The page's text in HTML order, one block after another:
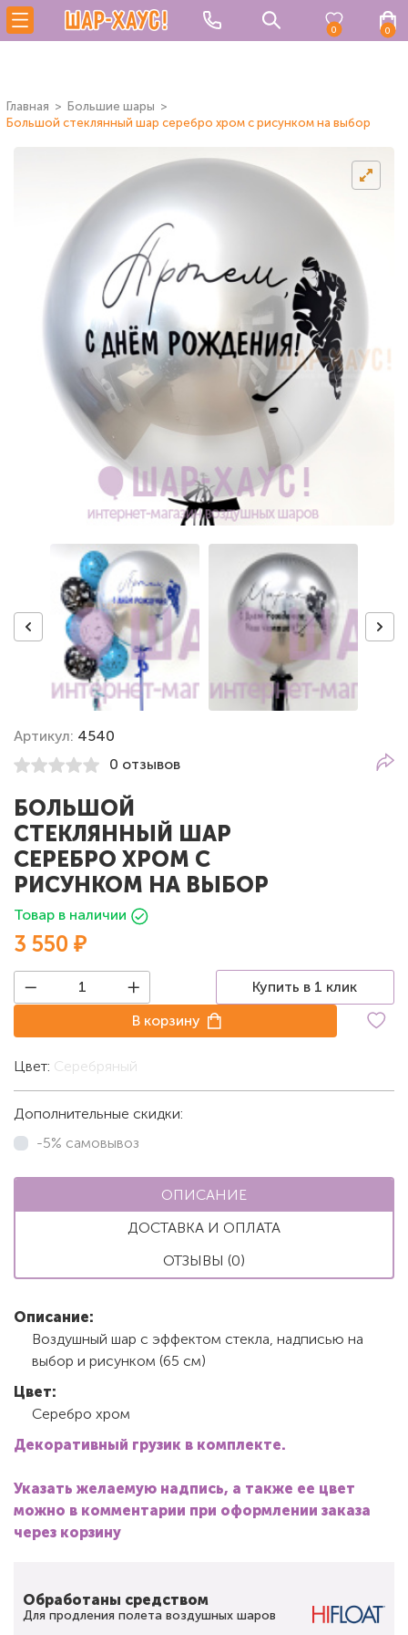
0 0
Главная
Большие шары
Большой стеклянный шар серебро хром с рисунком на выбор
Артикул: 4540
0 отзывов
БОЛЬШОЙ
СТЕКЛЯННЫЙ ШАР
СЕРЕБРО ХРОМ С
РИСУНКОМ НА ВЫБОР
Товар в наличии
3 550 ₽
Купить в 1 клик
В корзину
Цвет: Серебряный
Дополнительные скидки:
-5% самовывоз
ОПИСАНИЕ
ДОСТАВКА И ОПЛАТА
ОТЗЫВЫ (0)
Описание:
Воздушный шар с эффектом стекла, надписью на
выбор и рисунком (65 см)
Цвет:
Серебро хром
Декоративный грузик в комплекте.
Указать желаемую надпись, а также ее цвет
можно в комментарии при оформлении заказа
через корзину
Обработаны средством
Для продления полета воздушных шаров